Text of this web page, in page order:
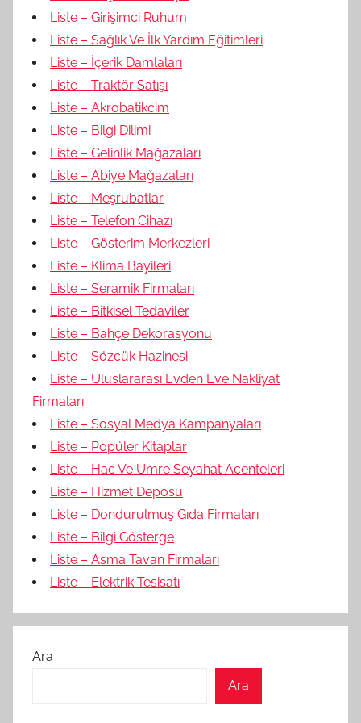
Liste – Girişimci Ruhum
Liste – Sağlık Ve İlk Yardım Eğitimleri
Liste – İçerik Damlaları
Liste – Traktör Satışı
Liste – Akrobatikcim
Liste – Bilgi Dilimi
Liste – Gelinlik Mağazaları
Liste – Abiye Mağazaları
Liste – Meşrubatlar
Liste – Telefon Cihazı
Liste – Gösterim Merkezleri
Liste – Klima Bayileri
Liste – Seramik Firmaları
Liste – Bitkisel Tedaviler
Liste – Bahçe Dekorasyonu
Liste – Sözcük Hazinesi
Liste – Uluslararası Evden Eve Nakliyat
Firmaları
Liste – Sosyal Medya Kampanyaları
Liste – Popüler Kitaplar
Liste – Hac Ve Umre Seyahat Acenteleri
Liste – Hizmet Deposu
Liste – Dondurulmuş Gıda Firmaları
Liste – Bilgi Gösterge
Liste – Asma Tavan Firmaları
Liste – Elektrik Tesisatı
Ara
Ara